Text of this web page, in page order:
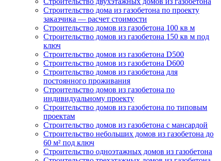
Строительство дома из газобетона по проекту
заказчика — расчет стоимости
Строительство домов из газобетона 100 кв м
Строительство домов из газобетона 150 кв м под
ключ
Строительство домов из газобетона D500
Строительство домов из газобетона D600
Строительство домов из газобетона для
постоянного проживания
Строительство домов из газобетона по
индивидуальному проекту
Строительство домов из газобетона по типовым
проектам
Строительство домов из газобетона с мансардой
Строительство небольших домов из газобетона до
60 м² под ключ
Строительство одноэтажных домов из газобетона